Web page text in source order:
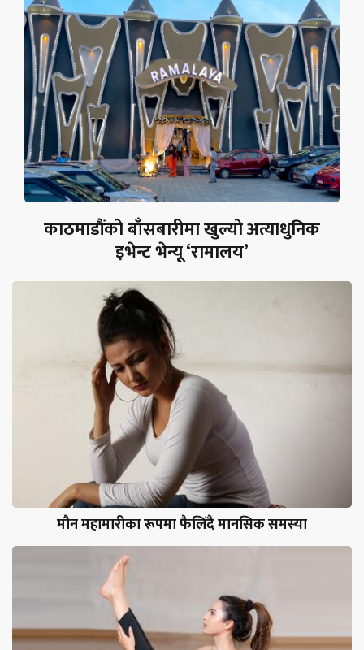
काठमाडौंको बाँसबारीमा खुल्यो अत्याधुनिक
इभेन्ट भेन्यू ‘रामालय’
मौन महामारीका रूपमा फैलिँदै मानसिक समस्या